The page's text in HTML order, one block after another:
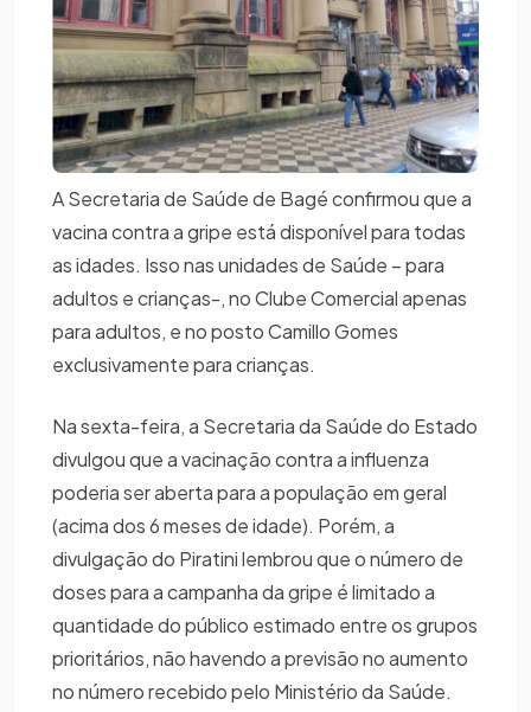
A Secretaria de Saúde de Bagé confirmou que a
vacina contra a gripe está disponível para todas
as idades. Isso nas unidades de Saúde – para
adultos e crianças-, no Clube Comercial apenas
para adultos, e no posto Camillo Gomes
exclusivamente para crianças.
Na sexta-feira, a Secretaria da Saúde do Estado
divulgou que a vacinação contra a influenza
poderia ser aberta para a população em geral
(acima dos 6 meses de idade). Porém, a
divulgação do Piratini lembrou que o número de
doses para a campanha da gripe é limitado a
quantidade do público estimado entre os grupos
prioritários, não havendo a previsão no aumento
no número recebido pelo Ministério da Saúde.